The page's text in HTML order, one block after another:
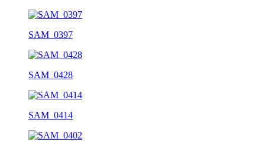
SAM_0397
SAM_0428
SAM_0414